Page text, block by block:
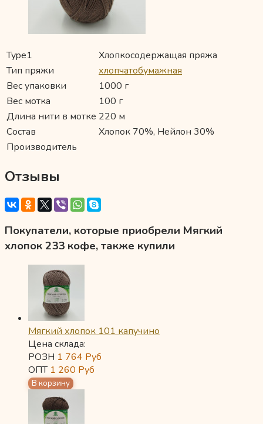
Type1
Хлопкосодержащая пряжа
Тип пряжи
хлопчатобумажная
Вес упаковки
1000 г
Вес мотка
100 г
Длина нити в мотке 220 м
Состав
Хлопок 70%, Нейлон 30%
Производитель
Отзывы
Покупатели, которые приобрели Мягкий
хлопок 233 кофе, также купили
Мягкий хлопок 101 капучино
Цена склада:
РОЗН 1 764 Руб
ОПТ 1 260 Руб